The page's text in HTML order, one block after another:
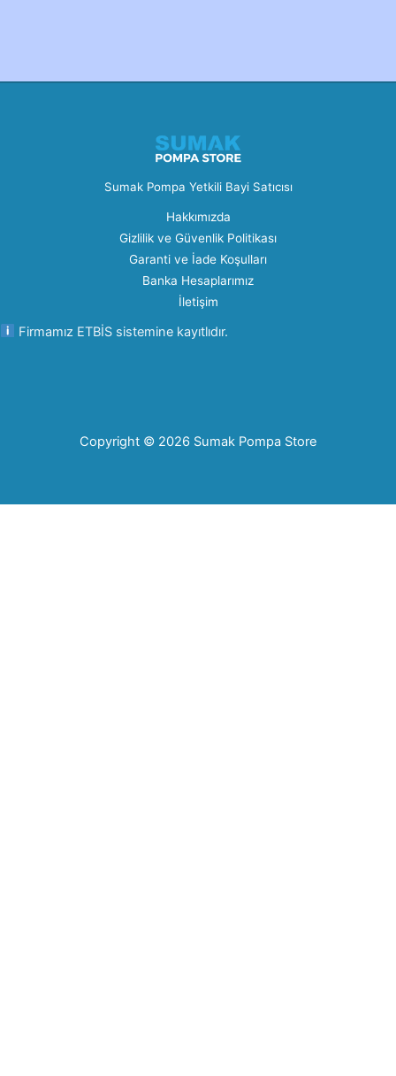
Sumak Pompa Yetkili Bayi Satıcısı
Hakkımızda
Gizlilik ve Güvenlik Politikası
Garanti ve İade Koşulları
Banka Hesaplarımız
İletişim
Firmamız ETBİS sistemine kayıtlıdır.
Copyright © 2026 Sumak Pompa Store